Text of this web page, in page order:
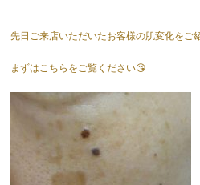
先日ご来店いただいたお客様の肌変化をご
まずはこちらをご覧ください😘